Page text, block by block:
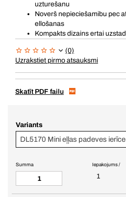
uzturešanu
Noverš nepieciešamibu pec
ellošanas
Kompakts dizains ertai
(0)
Uzrakstiet pirmo atsauksmi
Skatīt PDF failu
Variants
DL5170 Mini eļļas padeves
Iepakojums /
1
Summa